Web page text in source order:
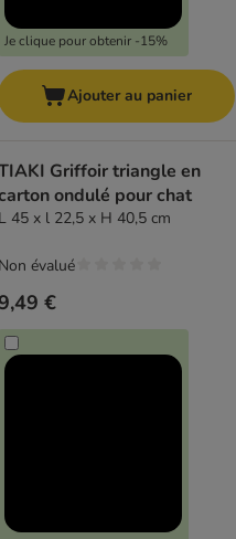
Je clique pour obtenir -15%
Ajouter au panier
Griffoir triangle en
ondulé pour chat
L 45 x l 22,5 x H 40,5 cm
€
Non évalué